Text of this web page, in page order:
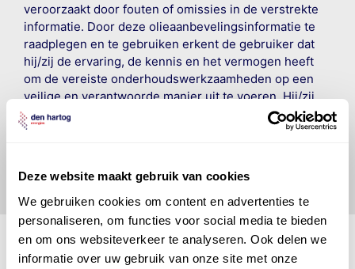
Deze website maakt gebruik van cookies
We gebruiken cookies om content en advertenties te
personaliseren, om functies voor social media te bieden
en om ons websiteverkeer te analyseren. Ook delen we
informatie over uw gebruik van onze site met onze
veroorzaakt door fouten of omissies in de verstrekte
informatie. Door deze olieaanbevelingsinformatie te
raadplegen en te gebruiken erkent de gebruiker dat
hij/zij de ervaring, de kennis en het vermogen heeft
om de vereiste onderhoudswerkzaamheden op een
veilige en verantwoorde manier uit te voeren. Hij/zij
vrijwaart en indemniseert de uitgever en
Den Hartog
Energies
voor enig verlies, letsel, claim en schade